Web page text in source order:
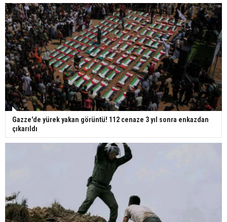
Gazze'de yürek yakan görüntü! 112 cenaze 3 yıl sonra enkazdan
çıkarıldı